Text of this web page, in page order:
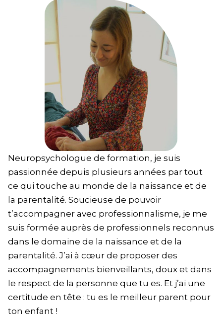
Neuropsychologue de formation, je suis
passionnée depuis plusieurs années par tout
ce qui touche au monde de la naissance et de
la parentalité. Soucieuse de pouvoir
t’accompagner avec professionnalisme, je me
suis formée auprès de professionnels reconnus
dans le domaine de la naissance et de la
parentalité. J’ai à cœur de proposer des
accompagnements bienveillants, doux et dans
le respect de la personne que tu es. Et j’ai une
certitude en tête : tu es le meilleur parent pour
ton enfant !